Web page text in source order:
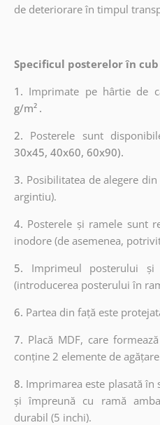
de deteriorare în timpul
Specificul posterelor în cub
1. Imprimate pe hârtie de
g/m² .
2. Posterele sunt
30x45, 40x60, 60x90).
3. Posibilitatea de alegere
argintiu).
4. Posterele și ramele sunt
inodore (de asemenea,
5. Imprimeul posterului
(introducerea posterului în
6. Partea din față este
7. Placă MDF, care
conține 2 elemente de
8. Imprimarea este plasată
și împreună cu ramă
durabil (5 inchi).